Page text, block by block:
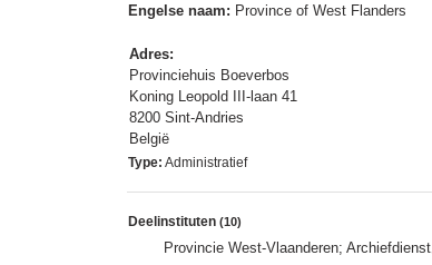
Engelse naam: Province of West Flanders
Adres:
Provinciehuis Boeverbos
Koning Leopold III-laan 41
8200 Sint-Andries
België
Type: Administratief
Deelinstituten (10)
Provincie West-Vlaanderen; Archiefdienst